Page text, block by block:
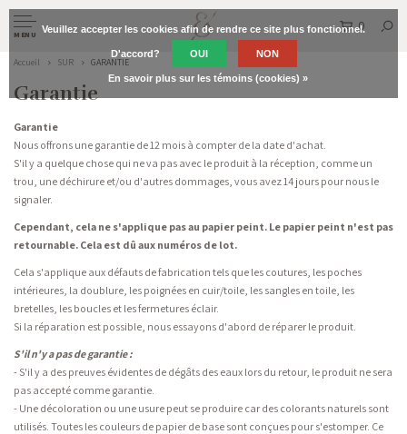
MENU
0
Accueil SUR GARANTIE
Garantie
Garantie
Nous offrons une garantie de 12 mois à compter de la date d'achat.
S'il y a quelque chose qui ne va pas avec le produit à la réception, comme un
trou, une déchirure et/ou d'autres dommages, vous avez 14 jours pour nous le
signaler.
Cependant, cela ne s'applique pas au papier peint. Le papier peint n'est pas
retournable. Cela est dû aux numéros de lot.
Cela s'applique aux défauts de fabrication tels que les coutures, les poches
intérieures, la doublure, les poignées en cuir/toile, les sangles en toile, les
bretelles, les boucles et les fermetures éclair.
Si la réparation est possible, nous essayons d'abord de réparer le produit.
S'il n'y a pas de garantie :
- S'il y a des preuves évidentes de dégâts des eaux lors du retour, le produit ne sera
pas accepté comme garantie.
- Une décoloration ou une usure peut se produire car des colorants naturels sont
utilisés. Toutes les couleurs de papier de base sont conçues pour s'estomper. Ce
Veuillez accepter les cookies afin de rendre ce site plus fonctionnel.
D'accord? OUI NON
En savoir plus sur les témoins (cookies) »